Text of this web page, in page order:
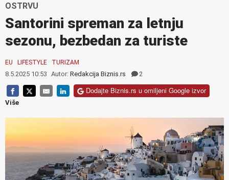
OSTRVU
Santorini spreman za letnju
sezonu, bezbedan za turiste
EU LIFESTYLE TURIZAM
8.5.2025 10:53 Autor: Redakcija Biznis.rs 2
Dodajte Biznis.rs u omiljeni Google izvor
Više